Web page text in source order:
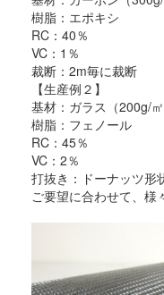
樹脂：エポキシ
RC：40％
VC：1％
裁断：2m毎に裁断
【生産例２】
基材：ガラス（200g/
樹脂：フェノール
RC：45％
VC：2％
打抜き：ドーナッツ形
ご要望に合わせて、様